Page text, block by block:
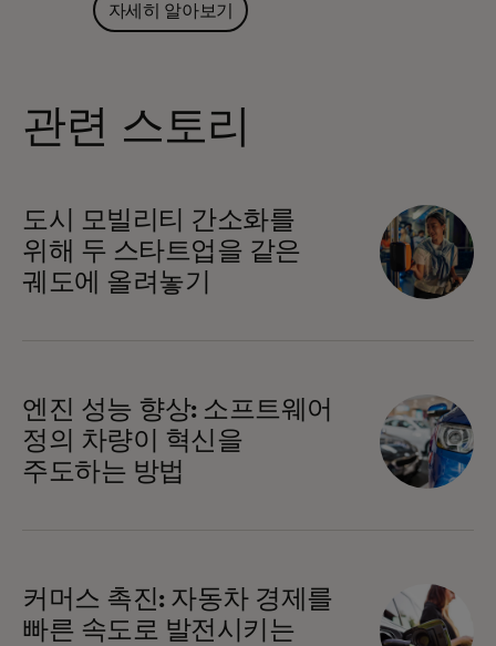
자세히 알아보기
관련 스토리
도시 모빌리티 간소화를
위해 두 스타트업을 같은
궤도에 올려놓기
엔진 성능 향상: 소프트웨어
정의 차량이 혁신을
주도하는 방법
커머스 촉진: 자동차 경제를
빠른 속도로 발전시키는